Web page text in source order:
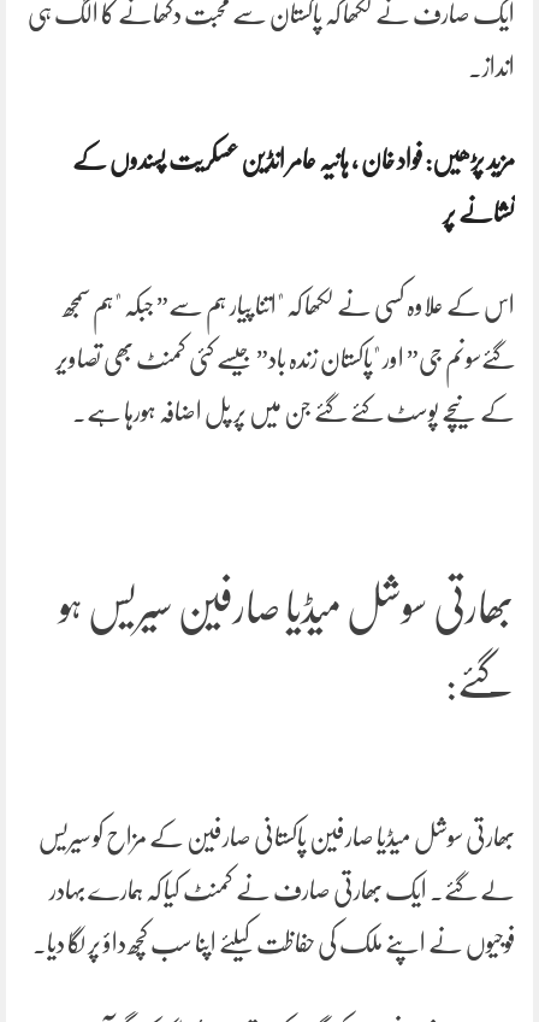
ایک صارف نے لکھا کہ پاکستان سے محبت دکھانے کا الگ ہی
انداز۔
مزید پڑھیں: فواد خان ، ہانیہ عامر انڈین عسکریت پسندوں کے
نشانے پر
اس کے علاوہ کسی نے لکھا کہ "اتنا پیار ہم سے” جبکہ "ہم سمجھ
گئےسونم جی” اور "پاکستان زندہ باد” جیسے کئی کمنٹ بھی تصاویر
کے نیچے پوسٹ کئے گئے جن میں پر پل اضافہ ہورہا ہے۔
بھارتی سوشل میڈیا صارفین سیریس ہو
گئے:
بھارتی سوشل میڈیا صارفین پاکستانی صارفین کے مزاح کو سیریس
لے گئے۔ ایک بھارتی صارف نے کمنٹ کیا کہ ہمارے بہادر
فوجیوں نے اپنے ملک کی حفاظت کیلئے اپنا سب کچھ داؤ پر لگا دیا۔